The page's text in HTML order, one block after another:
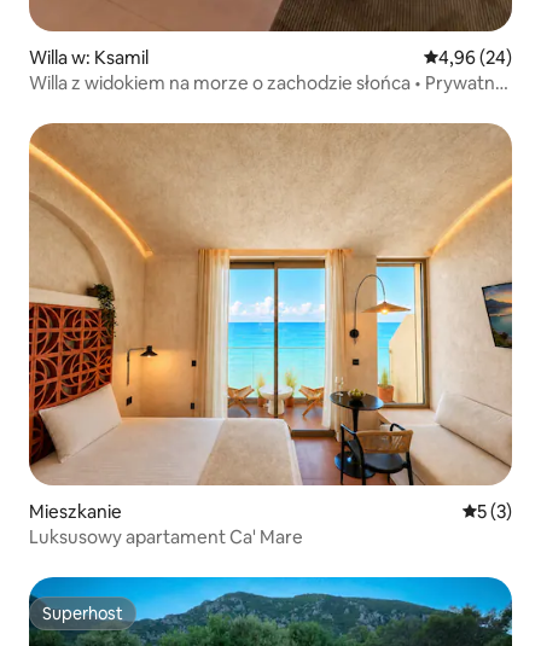
Willa w: Ksamil Średnia
4,96 (24)
Willa z widokiem na morze o zachodzie słońca • Prywatny
Mieszkanie Średnia
5 (3)
Luksusowy apartament Ca' Mare
Superhost
Superhost